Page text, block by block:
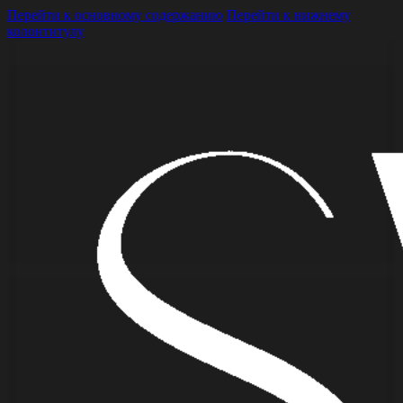
Перейти к основному содержанию Перейти к нижнему
колонтитулу